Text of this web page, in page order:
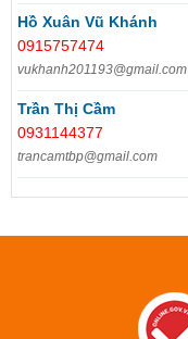
Hồ Xuân Vũ Khánh
0915757474
vukhanh201193@gmail.com
Trần Thị Cầm
0931144377
trancamtbp@gmail.com